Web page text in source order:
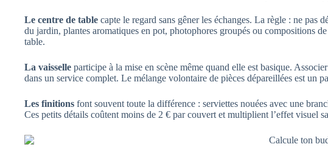
Le centre de table capte le regard sans gêner les échanges. La règle : ne pas
du jardin, plantes aromatiques en pot, photophores groupés ou compositions
table.
La vaisselle participe à la mise en scène même quand elle est basique.
dans un service complet. Le mélange volontaire de pièces dépareillées est un
Les finitions font souvent toute la différence : serviettes nouées avec une
Ces petits détails coûtent moins de 2 € par couvert et multiplient l’effet visuel